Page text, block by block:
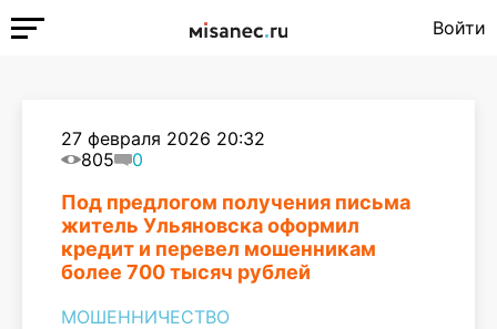
Войти
27 февраля 2026 20:32
805
0
Под предлогом получения письма
житель Ульяновска оформил
кредит и перевел мошенникам
более 700 тысяч рублей
МОШЕННИЧЕСТВО